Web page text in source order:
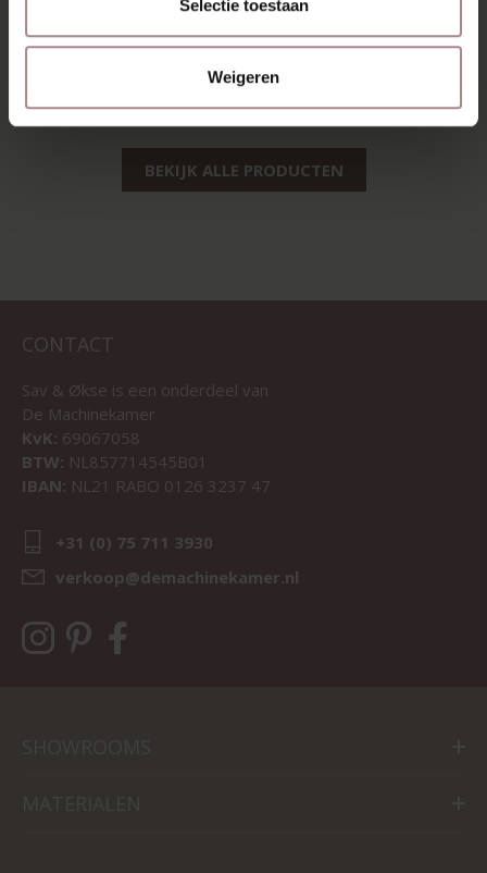
Selectie toestaan
Weigeren
SAMENSTELLEN
BEKIJK ALLE PRODUCTEN
CONTACT
Sav & Økse is een onderdeel van
De Machinekamer
KvK: 69067058
BTW: NL857714545B01
IBAN: NL21 RABO 0126 3237 47
+31 (0) 75 711 3930
verkoop@demachinekamer.nl